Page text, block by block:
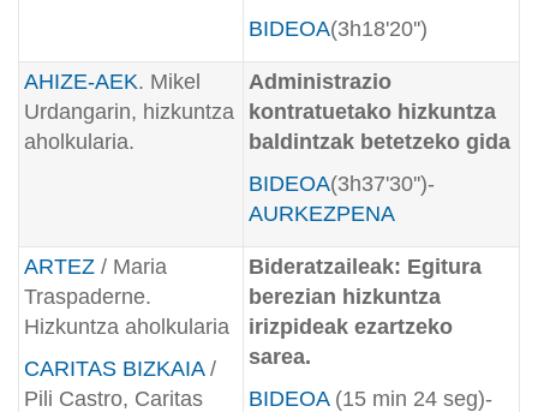
BIDEOA(3h18'20'')
AHIZE-AEK. Mikel
Urdangarin, hizkuntza
aholkularia.
Administrazio
kontratuetako hizkuntza
baldintzak betetzeko gida
BIDEOA(3h37'30'')-
AURKEZPENA
ARTEZ / Maria
Traspaderne.
Hizkuntza aholkularia
CARITAS BIZKAIA/
Pili Castro, Caritas
Bideratzaileak: Egitura
berezian hizkuntza
irizpideak ezartzeko
sarea.
BIDEOA (15 min 24 seg)-